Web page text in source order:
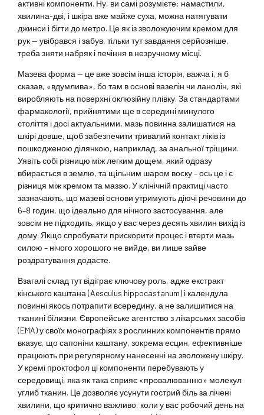
активні компоненти. Ну, ви самі розумієте: намастили,
хвилина-дві, і шкіра вже майже суха, можна натягувати
джинси і бігти до метро. Це як із зволожуючим кремом для
рук — увібрався і забув, тільки тут завдання серйозніше,
треба зняти набряк і печіння в незручному місці.
Мазева форма — це вже зовсім інша історія, важча і, я б
сказав, «вдумлива», бо там в основі вазелін чи ланолін, які
виробляють на поверхні оклюзійну плівку. За стандартами
фармакології, прийнятими ще в середині минулого
століття і досі актуальними, мазь повинна залишатися на
шкірі довше, щоб забезпечити тривалий контакт ліків із
пошкодженою ділянкою, наприклад, за анальної тріщини.
Уявіть собі різницю між легким дощем, який одразу
вбирається в землю, та щільним шаром воску – ось це і є
різниця між кремом та маззю. У клінічній практиці часто
зазначають, що мазеві основи утримують діючі речовини до
6–8 годин, що ідеально для нічного застосування, але
зовсім не підходить, якщо у вас через десять хвилин вихід із
дому. Якщо спробувати прискорити процес і втерти мазь
силою – нічого хорошого не вийде, ви лише зайве
роздратування додасте.
Взагалі склад тут відіграє ключову роль, адже екстракт
кінського каштана (Aesculus hippocastanum) і календула
повинні якось потрапити всередину, а не залишитися на
тканині білизни. Європейське агентство з лікарських засобів
(EMA) у своїх монографіях з рослинних компонентів прямо
вказує, що сапоніни каштану, зокрема есцин, ефективніше
працюють при регулярному нанесенні на зволожену шкіру.
У кремі проктофол ці компоненти перебувають у
середовищі, яка як така сприяє «провалюванню» молекул
углиб тканин. Це дозволяє усунути гострий біль за лічені
хвилини, що критично важливо, коли у вас робочий день на